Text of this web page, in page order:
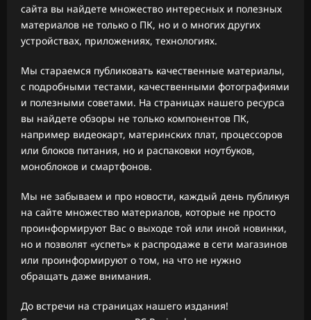
сайта вы найдете множество интересных и полезных
материалов не только о ПК, но и о многих других
устройствах, приложениях, технологиях.
Мы стараемся публиковать качественные материалы,
с подробными тестами, качественными фотографиями
и полезными советами. На страницах нашего ресурса
вы найдете обзоры не только компонентов ПК,
например видеокарт, материнских плат, процессоров
или блоков питания, но и распаковки ноутбуков,
моноблоков и смартфонов.
Мы не забываем и про новости, каждый день публикуя
на сайте множество материалов, которые не просто
проинформируют Вас о выходе той или иной новинки,
но и позволят «успеть» к распродаже в сети магазинов
или проинформируют о том, на что не нужно
обращать даже внимания.
До встречи на страницах нашего издания!